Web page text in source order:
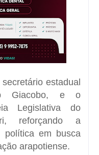
estadual
Giacobo, e o
Legislativa do
, reforçando a
política em busca
arapotiense.